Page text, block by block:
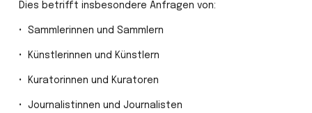
Dies betrifft insbesondere Anfragen von:
•⁠  ⁠Sammlerinnen und Sammlern
•⁠  ⁠Künstlerinnen und Künstlern
•⁠  ⁠Kuratorinnen und Kuratoren
•⁠  ⁠Journalistinnen und Journalisten